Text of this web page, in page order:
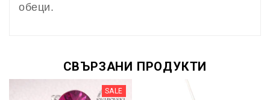
обеци.
СВЪРЗАНИ ПРОДУКТИ
SALE